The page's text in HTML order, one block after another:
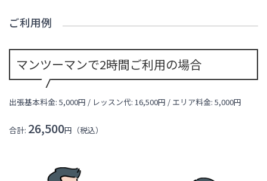
ご利用例
マンツーマンで2時間ご利用の場合
出張基本料金: 5,000円 / レッスン代: 16,500円 / エリア料金:5,000円
合計: 26,500円（税込）